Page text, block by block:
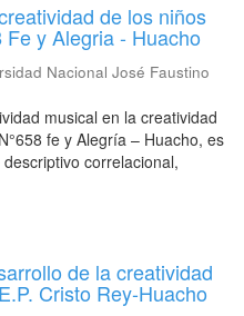
de los niños
y Alegria - Huacho
Nacional José Faustino
musical en la creatividad
fe y Alegría – Huacho, es
correlacional,
de la creatividad
Cristo Rey-Huacho